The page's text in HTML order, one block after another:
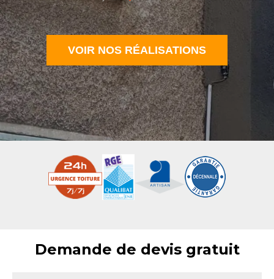
VOIR NOS RÉALISATIONS
Demande de devis gratuit